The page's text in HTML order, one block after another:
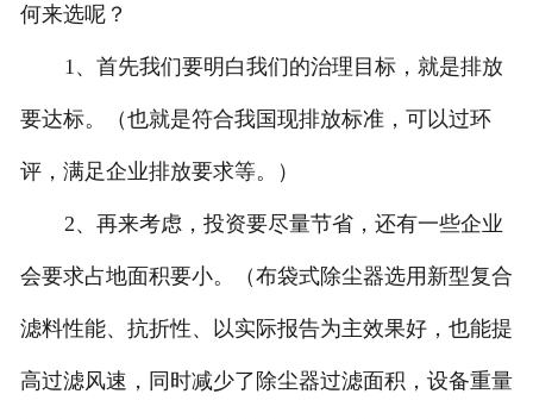
何来选呢？
1、首先我们要明白我们的治理目标，就是排放
要达标。（也就是符合我国现排放标准，可以过环
评，满足企业排放要求等。）
2、再来考虑，投资要尽量节省，还有一些企业
会要求占地面积要小。（布袋式除尘器选用新型复合
滤料性能、抗折性、以实际报告为主效果好，也能提
高过滤风速，同时减少了除尘器过滤面积，设备重量